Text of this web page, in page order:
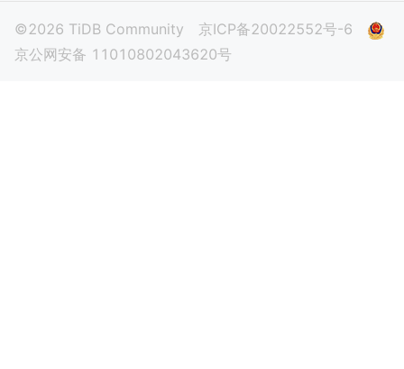
©2026 TiDB Community
京ICP备20022552号-6
京公网安备 11010802043620号